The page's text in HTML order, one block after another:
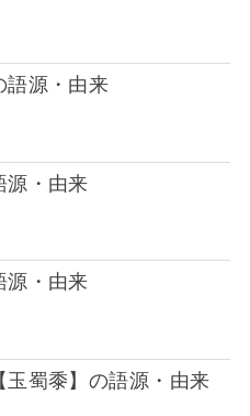
語源・由来
源・由来
源・由来
玉蜀黍】の語源・由来